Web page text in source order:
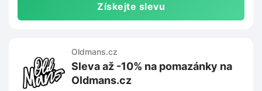
Získejte slevu
Oldmans.cz
Sleva až -10% na pomazánky na
Oldmans.cz